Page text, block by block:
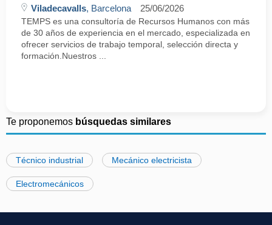
Viladecavalls, Barcelona 25/06/2026
TEMPS es una consultoría de Recursos Humanos con más
de 30 años de experiencia en el mercado, especializada en
ofrecer servicios de trabajo temporal, selección directa y
formación.Nuestros ...
Te proponemos búsquedas similares
Técnico industrial Mecánico electricista
Electromecánicos